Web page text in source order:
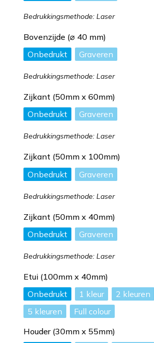
Bedrukkingsmethode: Laser
Bovenzijde (⌀ 40 mm)
Onbedrukt
Graveren
Bedrukkingsmethode: Laser
Zijkant (50mm x 60mm)
Onbedrukt
Graveren
Bedrukkingsmethode: Laser
Zijkant (50mm x 100mm)
Onbedrukt
Graveren
Bedrukkingsmethode: Laser
Zijkant (50mm x 40mm)
Onbedrukt
Graveren
Bedrukkingsmethode: Laser
Etui (100mm x 40mm)
Onbedrukt
1 2
5
Full colour
Houder (30mm x 55mm)